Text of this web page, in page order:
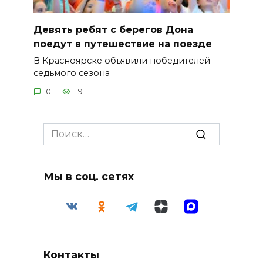
Девять ребят с берегов Дона
поедут в путешествие на поезде
В Красноярске объявили победителей
седьмого сезона
0 19
Search
for:
Мы в соц. сетях
Контакты